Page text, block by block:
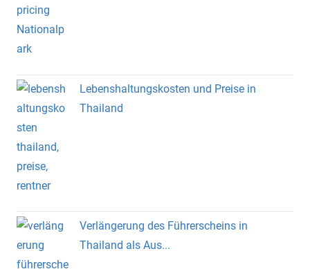
Lebenshaltungskosten und Preise in
Thailand
Verlängerung des Führerscheins in
Thailand als Aus...